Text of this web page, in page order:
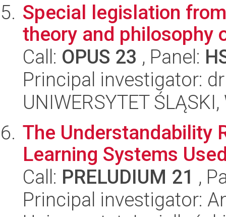
Special legislation
theory and philosophy
Call: OPUS 23 , Panel:
Principal investigator:
UNIWERSYTET
The Understandability
Learning Systems
Call: PRELUDIUM 21 ,
Principal investigator: